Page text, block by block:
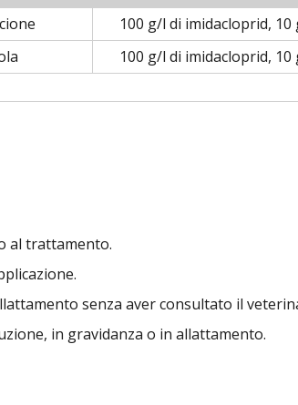
100 g/l di imidacloprid,
100 g/l di imidacloprid,
al trattamento.
senza aver consultato il
in gravidanza o in allattamento.